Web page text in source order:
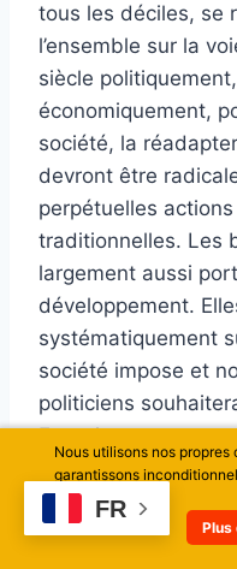
tous les déciles, se
l’ensemble sur la
siècle
économiquement,
société, la
devront être
perpétuelles
traditionnelles. Les
largement aussi
développement.
systématiquement
société impose et
politiciens
Et toujours sur un
mais offrant
sortie alternative
conditions imposées
FR
Nous utilisons nos
garantissons
Plus